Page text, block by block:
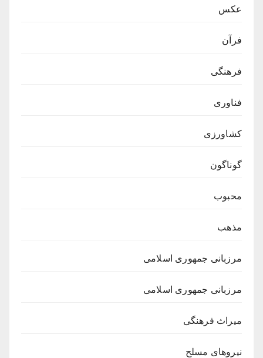
عکس
فرآن
فرهنگی
فناوری
کشاورزی
گوناگون
محبوب
مذهب
مرزبانی جمهوری اسلامی
مرزبانی جمهوری اسلامی
میراث فرهنگی
نیروهای مسلح